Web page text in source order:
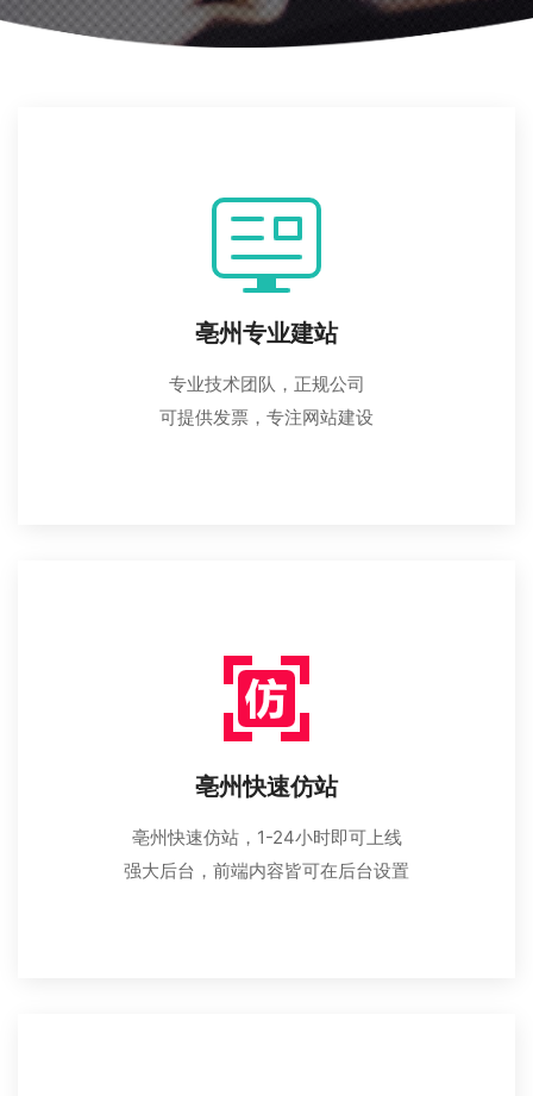
亳州专业建站
专业技术团队，正规公司
可提供发票，专注网站建设
亳州快速仿站
亳州快速仿站，1-24小时即可上线
强大后台，前端内容皆可在后台设置